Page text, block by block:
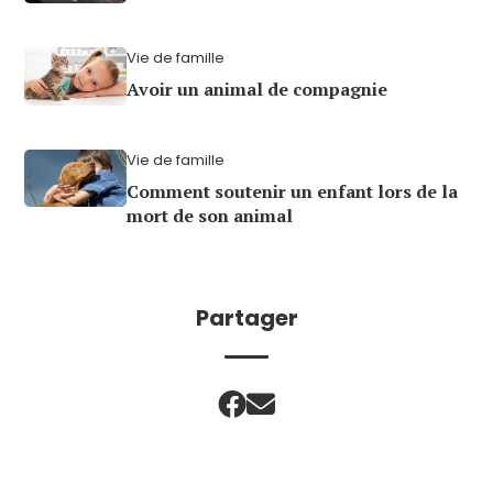
Vie de famille
Avoir un animal de compagnie
Vie de famille
Comment soutenir un enfant lors de la
mort de son animal
Partager